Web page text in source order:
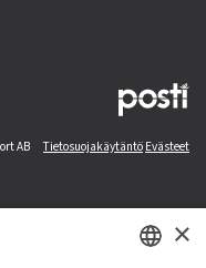
AB Tietosuojakäytäntö Evästeet
×